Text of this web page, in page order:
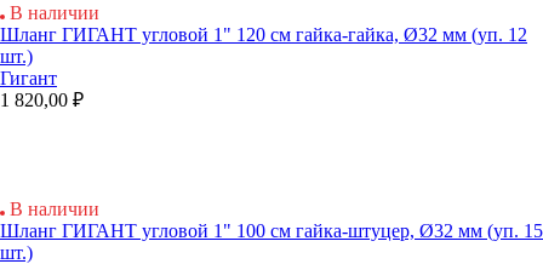
В наличии
Шланг ГИГАНТ угловой 1" 120 см гайка-гайка, Ø32 мм (уп. 12
шт.)
Гигант
1 820,00 ₽
В наличии
Шланг ГИГАНТ угловой 1" 100 см гайка-штуцер, Ø32 мм (уп. 15
шт.)